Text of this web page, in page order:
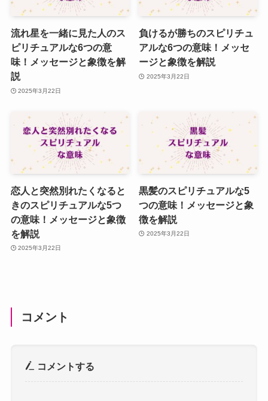
流れ星を一緒に見た人のス
ピリチュアルな6つの意
味！メッセージと象徴を解
説
2025年3月22日
負けるが勝ちのスピリチュ
アルな6つの意味！メッセ
ージと象徴を解説
2025年3月22日
恋人と突然別れたくなると
きのスピリチュアルな5つ
の意味！メッセージと象徴
を解説
2025年3月22日
黒髪のスピリチュアルな5
つの意味！メッセージと象
徴を解説
2025年3月22日
コメント
コメントする